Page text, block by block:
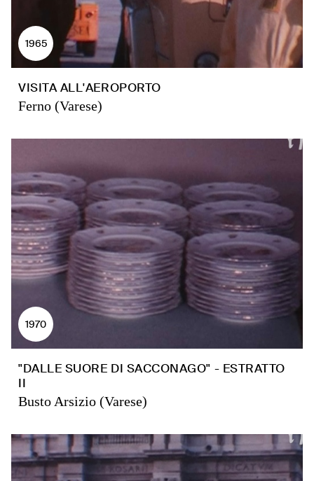
1965
VISITA ALL'AEROPORTO
Ferno (Varese)
1970
"DALLE SUORE DI SACCONAGO" - ESTRATTO
II
Busto Arsizio (Varese)